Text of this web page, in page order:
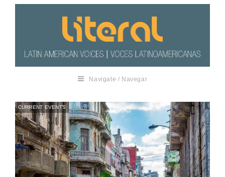
Navigate / Navegar
CURRENT EVENTS